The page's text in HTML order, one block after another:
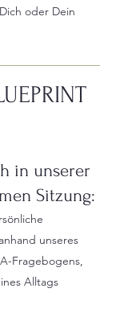
oder Dein
in unserer
Sitzung:
unseres
Fragebogens,
Alltags